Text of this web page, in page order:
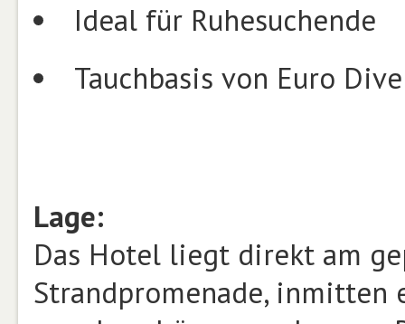
Ideal für Ruhesuchende
Tauchbasis von Euro
Lage:
Das Hotel liegt direkt am
Strandpromenade, inmitten